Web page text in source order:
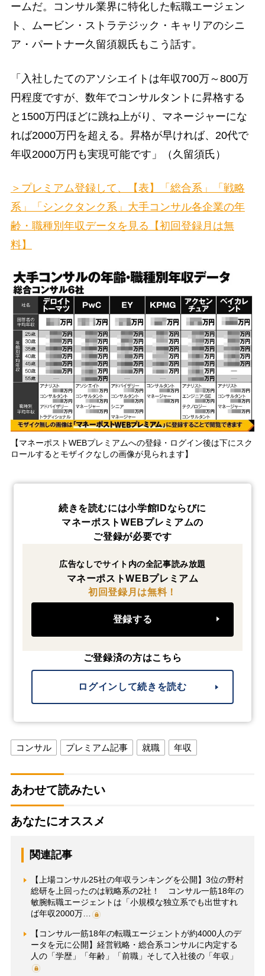
ームだ。コンサル業界に特化した転職エージェン
ト、ムービン・ストラテジック・キャリアのシニ
ア・パートナー久留須親氏もこう話す。
「入社したてのアソシエイトは年収700万～800万
円程度ですが、数年でコンサルタントに昇格する
と1500万円ほどに跳ね上がり、マネージャーにな
れば2000万円を超える。昇格が早ければ、20代で
年収2000万円も実現可能です」（久留須氏）
＞プレミアム登録して、【表】「総合系」「戦略
系」「シンクタンク系」大手コンサル各企業の年
齢・職種別年収データを見る【初回登録月は無
料】
【マネーポストWEBプレミアムへの登録・ログイン後は下にスク
ロールするとモザイクなしの画像が見られます】
続きを読むには小学館IDならびに
マネーポストWEBプレミアムの
ご登録が必要です
広告なしでサイト内の全記事読み放題
マネーポストWEBプレミアム
初回登録月は無料！
登録する
ご登録済の方はこちら
ログインして続きを読む
コンサル プレミアム記事 就職 年収
あわせて読みたい
あなたにオススメ
関連記事
【上場コンサル25社の年収ランキングを公開】3位の野村
総研を上回ったのは戦略系の2社！ コンサル一筋18年の
敏腕転職エージェントは「小規模な独立系でも出世すれ
ば年収2000万…
【コンサル一筋18年の転職エージェントが約4000人のデ
ータを元に公開】経営戦略・総合系コンサルに内定する
人の「学歴」「年齢」「前職」そして入社後の「年収」